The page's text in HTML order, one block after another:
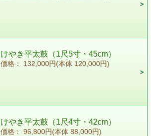
けやき平太鼓（1尺5寸・45cm）
価格： 132,000円(本体 120,000円)
けやき平太鼓（1尺4寸・42cm）
価格： 96,800円(本体 88,000円)